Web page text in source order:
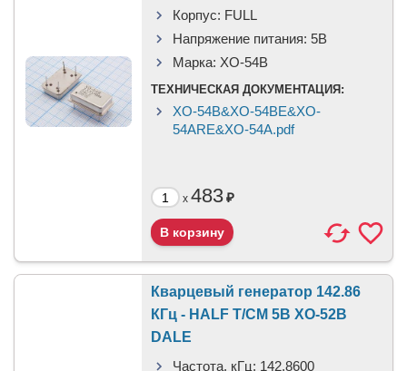
Корпус: FULL
Напряжение питания: 5В
Марка: XO-54B
ТЕХНИЧЕСКАЯ ДОКУМЕНТАЦИЯ:
XO-54B&XO-54BE&XO-
54ARE&XO-54A.pdf
x 483₽
Кварцевый генератор 142.86
КГц - HALF T/CM 5В XO-52B
DALE
Частота, кГц: 142.8600